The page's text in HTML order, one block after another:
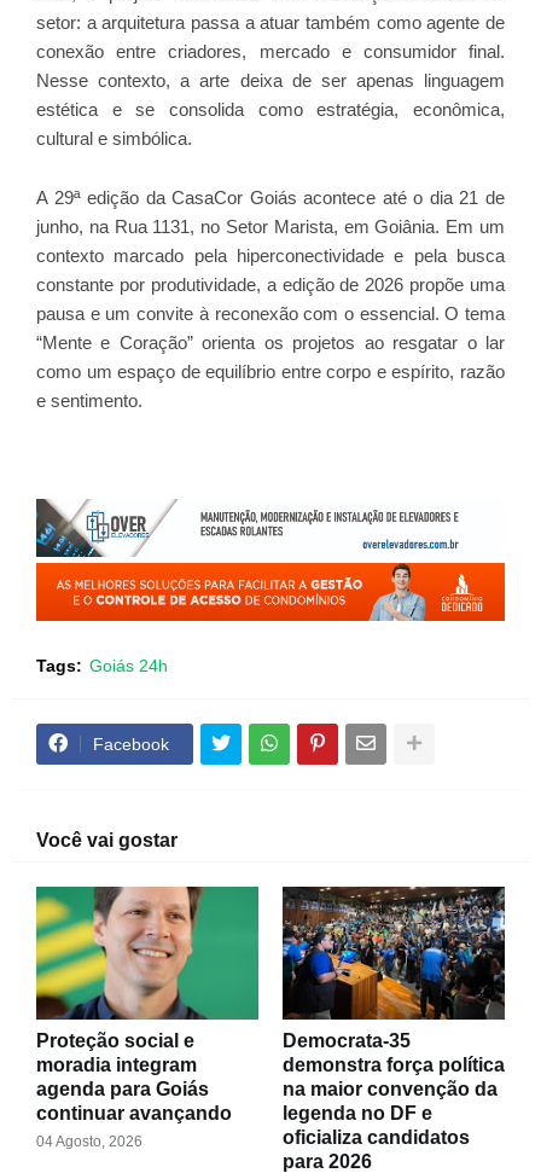
setor: a arquitetura passa a atuar também como agente de
conexão entre criadores, mercado e consumidor final.
Nesse contexto, a arte deixa de ser apenas linguagem
estética e se consolida como estratégia, econômica,
cultural e simbólica.
A 29ª edição da CasaCor Goiás acontece até o dia 21 de
junho, na Rua 1131, no Setor Marista, em Goiânia. Em um
contexto marcado pela hiperconectividade e pela busca
constante por produtividade, a edição de 2026 propõe uma
pausa e um convite à reconexão com o essencial. O tema
“Mente e Coração” orienta os projetos ao resgatar o lar
como um espaço de equilíbrio entre corpo e espírito, razão
e sentimento.
Tags: Goiás 24h
Facebook
Você vai gostar
Proteção social e
moradia integram
agenda para Goiás
continuar avançando
04 Agosto, 2026
Democrata-35
demonstra força política
na maior convenção da
legenda no DF e
oficializa candidatos
para 2026